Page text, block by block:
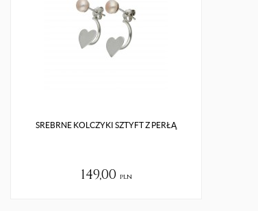
SREBRNE KOLCZYKI SZTYFT Z PERŁĄ
149,00 pln